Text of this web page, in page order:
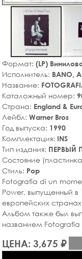
Формат: (LP)
Исполнитель: BANO,
Название:
Каталожный номер:
Страна: England &
Лейбл: Warner Bros
Год выпуска: 1990
Комплектация: INS
Тип издания: ПЕРВЫЙ
Состояние
Стиль: Pop
Fotografia di un
Power, выпущенный в
европейских
Альбом также был
названием
ЦЕНА: 3,675 ₽